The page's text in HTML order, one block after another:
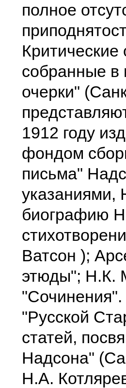
полное
собранные в
очерки"
1912 году
фондом
письма"
указаниями,
биографию
Ватсон );
этюды"; Н.К.
"Русской
статей,
Надсона"
Н.А.